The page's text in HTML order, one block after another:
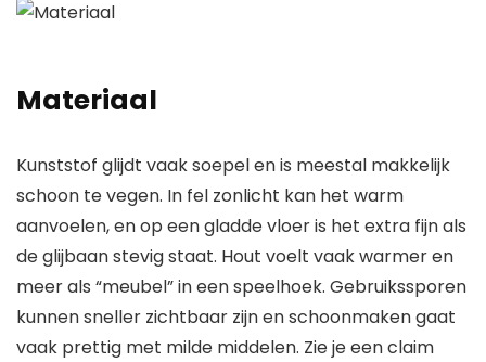
Materiaal
Kunststof glijdt vaak soepel en is meestal makkelijk
schoon te vegen. In fel zonlicht kan het warm
aanvoelen, en op een gladde vloer is het extra fijn als
de glijbaan stevig staat. Hout voelt vaak warmer en
meer als “meubel” in een speelhoek. Gebruikssporen
kunnen sneller zichtbaar zijn en schoonmaken gaat
vaak prettig met milde middelen. Zie je een claim